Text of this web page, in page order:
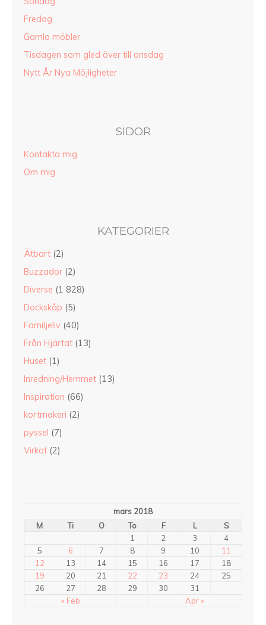
Fredag
Gamla möbler
Tisdagen som gled över till onsdag
Nytt År Nya Möjligheter
SIDOR
Kontakta mig
Om mig
KATEGORIER
Ätbart (2)
Buzzador (2)
Diverse (1 828)
Dockskåp (5)
Familjeliv (40)
Från Hjärtat (13)
Huset (1)
Inredning/Hemmet (13)
Inspiration (66)
kortmakeri (2)
pyssel (7)
Virkat (2)
mars 2018
M
Ti O To F L S
« Feb Apr »
1 2 3
4
5
6 7 8 9 10
11
12
13 14 15 16 17
18
19
20 21 22 23 24
25
26
27 28 29 30 31